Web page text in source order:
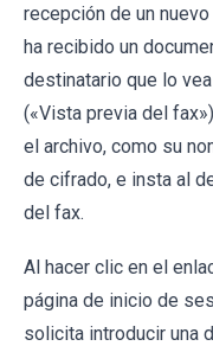
recepción de un
ha recibido un
destinatario que lo
(«Vista previa del
el archivo, como su
de cifrado, e insta al
del fax.
Al hacer clic en el
página de inicio de
solicita introducir una